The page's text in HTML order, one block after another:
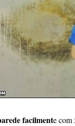
facilmente com